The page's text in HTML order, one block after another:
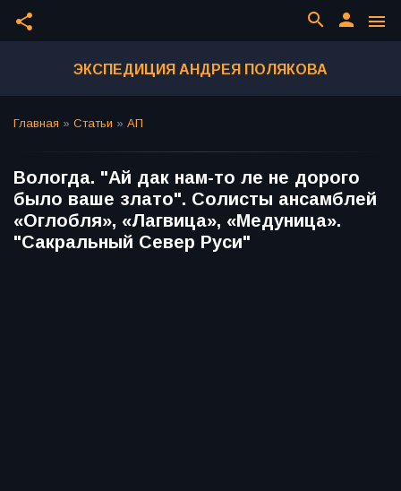
share menu
person
search
ЭКСПЕДИЦИЯ АНДРЕЯ ПОЛЯКОВА
Главная » Статьи » АП
Вологда. "Ай дак нам-то ле не дорого
было ваше злато". Солисты ансамблей
«Оглобля», «Лагвица», «Медуница».
"Сакральный Север Руси"